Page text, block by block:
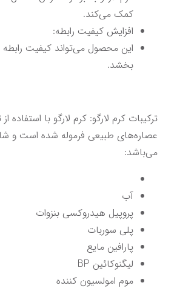
کمک می‌کند.
افزایش کیفیت رابطه:
بخشد.
می‌باشد:
آب
پروپیل هیدروکسی بنزوات
پلی سوربات
پارافین مایع
لیگنوکائین BP
موم امولسیون کننده